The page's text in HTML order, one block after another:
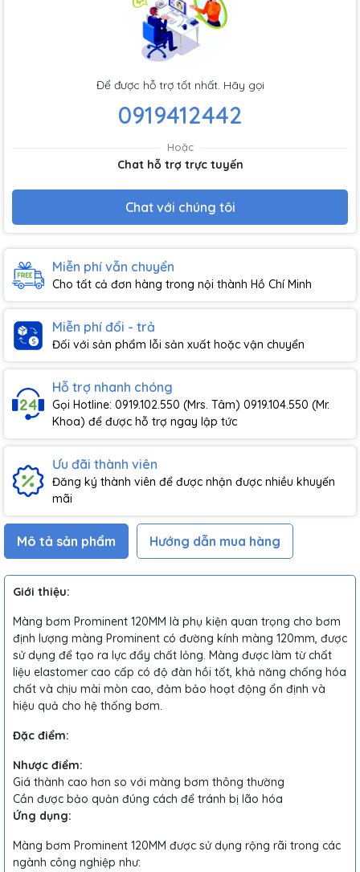
Để được hỗ trợ tốt nhất. Hãy gọi
0919412442
Hoặc
Chat hỗ trợ trực tuyến
Chat với chúng tôi
Miễn phí vẫn chuyển
Cho tất cả đơn hàng trong nội thành Hồ Chí Minh
Miễn phí đổi - trả
Đối với sản phẩm lỗi sản xuất hoặc vận chuyển
Hỗ trợ nhanh chóng
Gọi Hotline: 0919.102.550 (Mrs. Tâm) 0919.104.550 (Mr.
Khoa) để được hỗ trợ ngay lập tức
Ưu đãi thành viên
Đăng ký thành viên để được nhận được nhiều khuyến
mãi
Mô tả sản phẩm Hướng dẫn mua hàng
Giới thiệu:
Màng bơm Prominent 120MM là phụ kiện quan trọng cho bơm
định lượng màng Prominent có đường kính màng 120mm, được
sử dụng để tạo ra lực đẩy chất lỏng. Màng được làm từ chất
liệu elastomer cao cấp có độ đàn hồi tốt, khả năng chống hóa
chất và chịu mài mòn cao, đảm bảo hoạt động ổn định và
hiệu quả cho hệ thống bơm.
Đặc điểm:
Nhược điểm:
Giá thành cao hơn so với màng bơm thông thường
Cần được bảo quản đúng cách để tránh bị lão hóa
Ứng dụng:
Màng bơm Prominent 120MM được sử dụng rộng rãi trong các
ngành công nghiệp như: